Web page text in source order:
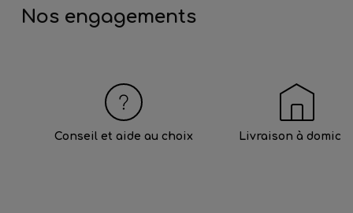
Nos engagements
Conseil et aide au choix Livraison à